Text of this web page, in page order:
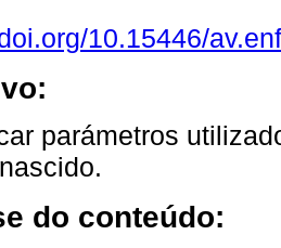
10.15446/
parámetros
do conteúdo: